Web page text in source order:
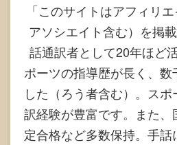
「このサイトはアフィリ
アソシエイト含む）を掲
話通訳者として20年ほど
ポーツの指導歴が長く、数
した（ろう者含む）。ス
訳経験が豊富です。また
定合格など多数保持。手